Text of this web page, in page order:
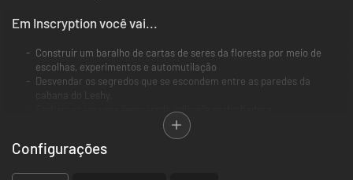
Em Inscryption você vai...
Construir um baralho de cartas de seres da floresta por meio de
escolhas, experimentos e automutilação
Desvendar os segredos que se escondem entre as paredes da
cabana do Leshy.
Embarcar em uma inesperada odisseia perturbadora.
Configurações